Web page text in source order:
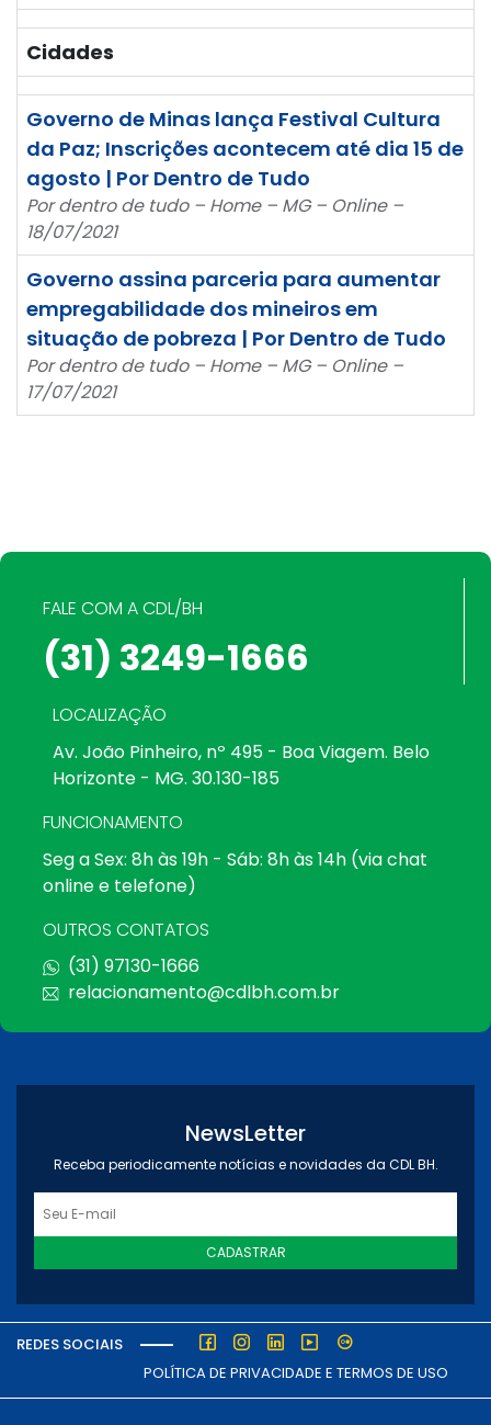
Cidades
Governo de Minas lança Festival Cultura
da Paz; Inscrições acontecem até dia 15 de
agosto | Por Dentro de Tudo
Por dentro de tudo – Home – MG – Online –
18/07/2021
Governo assina parceria para aumentar
empregabilidade dos mineiros em
situação de pobreza | Por Dentro de Tudo
Por dentro de tudo – Home – MG – Online –
17/07/2021
FALE COM A CDL/BH
(31) 3249-1666
LOCALIZAÇÃO
Av. João Pinheiro, nº 495 - Boa Viagem. Belo
Horizonte - MG. 30.130-185
FUNCIONAMENTO
Seg a Sex: 8h às 19h - Sáb: 8h às 14h (via chat
online e telefone)
OUTROS CONTATOS
(31) 97130-1666
relacionamento@cdlbh.com.br
NewsLetter
Receba periodicamente notícias e novidades da CDL BH.
CADASTRAR
REDES SOCIAIS
POLÍTICA DE PRIVACIDADE E TERMOS DE USO